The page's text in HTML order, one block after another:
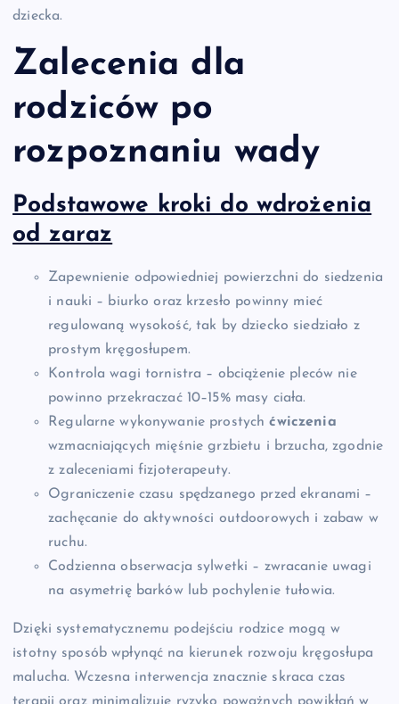
dziecka.
Zalecenia dla
rodziców po
rozpoznaniu wady
Podstawowe kroki do wdrożenia
od zaraz
Zapewnienie odpowiedniej powierzchni do siedzenia
i nauki – biurko oraz krzesło powinny mieć
regulowaną wysokość, tak by dziecko siedziało z
prostym kręgosłupem.
Kontrola wagi tornistra – obciążenie pleców nie
powinno przekraczać 10–15% masy ciała.
Regularne wykonywanie prostychćwiczenia
wzmacniających mięśnie grzbietu i brzucha, zgodnie
z zaleceniami fizjoterapeuty.
Ograniczenie czasu spędzanego przed ekranami –
zachęcanie do aktywności outdoorowych i zabaw w
ruchu.
Codzienna obserwacja sylwetki – zwracanie uwagi
na asymetrię barków lub pochylenie tułowia.
Dzięki systematycznemu podejściu rodzice mogą w
istotny sposób wpłynąć na kierunek rozwoju kręgosłupa
malucha. Wczesna interwencja znacznie skraca czas
terapii oraz minimalizuje ryzyko poważnych powikłań w